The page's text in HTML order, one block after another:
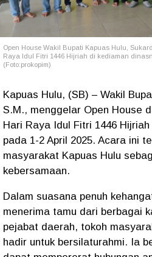
Open House Wakil Bupati Kapuas Hulu,
Raya Idul Fitri 1446 Hijriah di kediaman
(Foto:prokopim)
Kapuas Hulu, (SB) – Wakil
S.M., menggelar Open House
Hari Raya Idul Fitri 1446
pada 1-2 April 2025. Acara ini
masyarakat Kapuas Hulu
kebersamaan.
Dalam suasana penuh
menerima tamu dari berbagai
pejabat daerah, tokoh
hadir untuk bersilaturahmi. Ia